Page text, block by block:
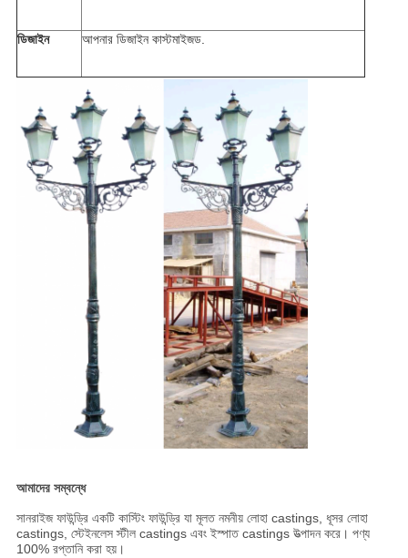
ডিজাইন আপনার ডিজাইন কাস্টমাইজড.
আমাদের সম্বন্ধে
সানরাইজ ফাউন্ড্রি একটি কাস্টিং ফাউন্ড্রি যা মূলত নমনীয় লোহা castings, ধূসর লোহা
castings, স্টেইনলেস স্টীল castings এবং ইস্পাত castings উত্পাদন করে। পণ্য
100% রপ্তানি করা হয়।